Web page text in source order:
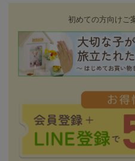
初めての方向けご